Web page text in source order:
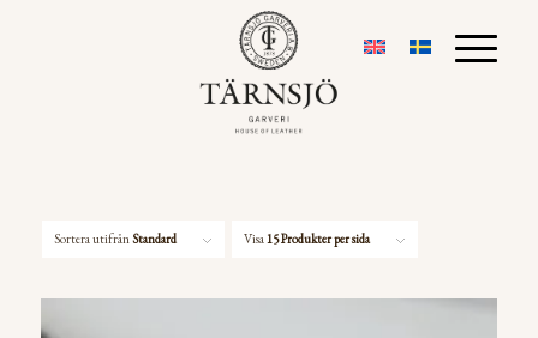
Sortera utifrånStandard Visa15 Produkter per sida